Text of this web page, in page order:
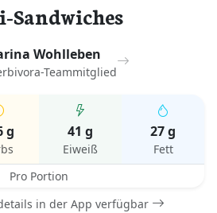
Sandwiches
Wohlleben
Teammitglied
g 41 g
Eiweiß
27 g
Fett
Pro Portion
in der App verfügbar